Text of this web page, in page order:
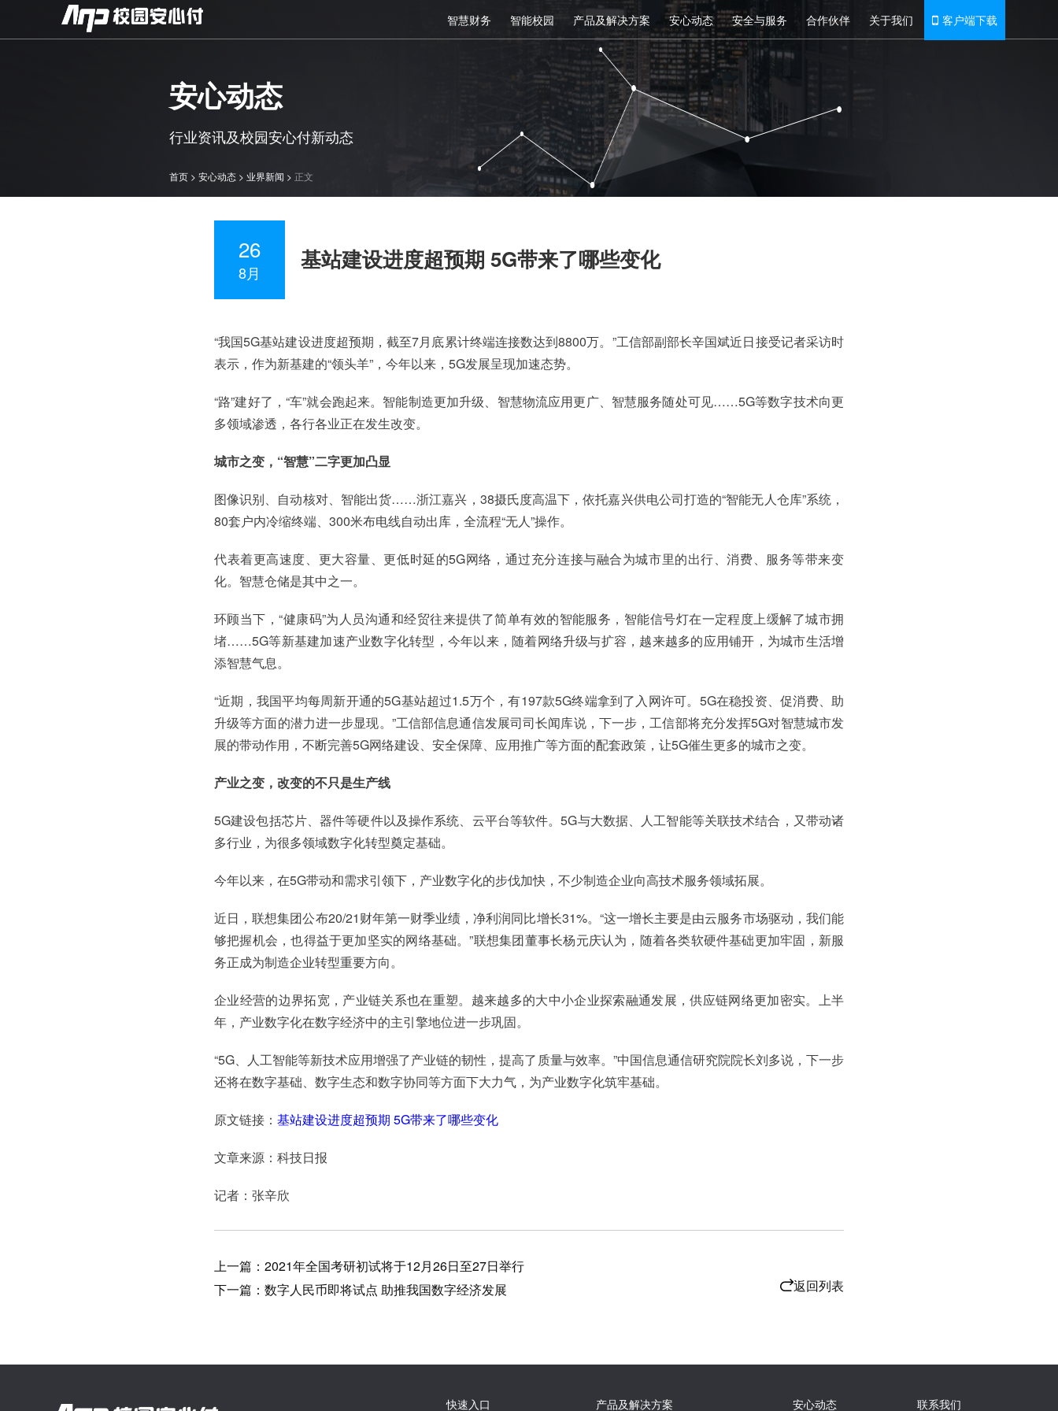
智慧财务 智能校园 产品及解决方案 安心动态 安全与服务 合作伙伴 关于我们 客户端下载
安心动态
行业资讯及校园安心付新动态
首页 >安心动态 >业界新闻 > 正文
26
8月 基站建设进度超预期 5G带来了哪些变化
“我国5G基站建设进度超预期，截至7月底累计终端连接数达到8800万。”工信部副部长辛国斌近日接受记者采访时
表示，作为新基建的“领头羊”，今年以来，5G发展呈现加速态势。
“路”建好了，“车”就会跑起来。智能制造更加升级、智慧物流应用更广、智慧服务随处可见……5G等数字技术向更
多领域渗透，各行各业正在发生改变。
城市之变，“智慧”二字更加凸显
图像识别、自动核对、智能出货……浙江嘉兴，38摄氏度高温下，依托嘉兴供电公司打造的“智能无人仓库”系统，
80套户内冷缩终端、300米布电线自动出库，全流程“无人”操作。
代表着更高速度、更大容量、更低时延的5G网络，通过充分连接与融合为城市里的出行、消费、服务等带来变
化。智慧仓储是其中之一。
环顾当下，“健康码”为人员沟通和经贸往来提供了简单有效的智能服务，智能信号灯在一定程度上缓解了城市拥
堵……5G等新基建加速产业数字化转型，今年以来，随着网络升级与扩容，越来越多的应用铺开，为城市生活增
添智慧气息。
“近期，我国平均每周新开通的5G基站超过1.5万个，有197款5G终端拿到了入网许可。5G在稳投资、促消费、助
升级等方面的潜力进一步显现。”工信部信息通信发展司司长闻库说，下一步，工信部将充分发挥5G对智慧城市发
展的带动作用，不断完善5G网络建设、安全保障、应用推广等方面的配套政策，让5G催生更多的城市之变。
产业之变，改变的不只是生产线
5G建设包括芯片、器件等硬件以及操作系统、云平台等软件。5G与大数据、人工智能等关联技术结合，又带动诸
多行业，为很多领域数字化转型奠定基础。
今年以来，在5G带动和需求引领下，产业数字化的步伐加快，不少制造企业向高技术服务领域拓展。
近日，联想集团公布20/21财年第一财季业绩，净利润同比增长31%。“这一增长主要是由云服务市场驱动，我们能
够把握机会，也得益于更加坚实的网络基础。”联想集团董事长杨元庆认为，随着各类软硬件基础更加牢固，新服
务正成为制造企业转型重要方向。
企业经营的边界拓宽，产业链关系也在重塑。越来越多的大中小企业探索融通发展，供应链网络更加密实。上半
年，产业数字化在数字经济中的主引擎地位进一步巩固。
“5G、人工智能等新技术应用增强了产业链的韧性，提高了质量与效率。”中国信息通信研究院院长刘多说，下一步
还将在数字基础、数字生态和数字协同等方面下大力气，为产业数字化筑牢基础。
原文链接： 基站建设进度超预期 5G带来了哪些变化
文章来源：科技日报
记者：张辛欣
上一篇：2021年全国考研初试将于12月26日至27日举行
下一篇：数字人民币即将试点 助推我国数字经济发展
返回列表
快速入口 产品及解决方案 安心动态 联系我们